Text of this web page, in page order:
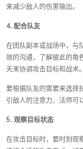
来减少敌人的伤害输出。
4. 配合队友
在团队副本或战场中，与
效的沟通，了解彼此的角
天来协调攻击目标和战术。
要根据队友的需要来选择
引敌人的注意力，法师可
5. 观察目标状态
在攻击目标时，要时刻观